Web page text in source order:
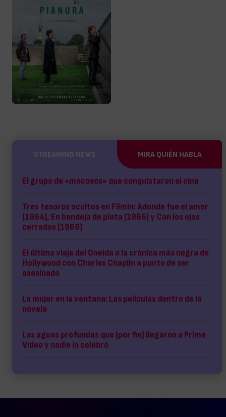
STREAMING NEWS MIRA QUIÉN HABLA
El grupo de «mocosos» que conquistaron el cine
Tres tesoros ocultos en Filmin: Adonde fue el amor
(1964), En bandeja de plata (1966) y Con los ojos
cerrados (1969)
El último viaje del Oneida o la crónica más negra de
Hollywood con Charles Chaplin a punto de ser
asesinado
La mujer en la ventana: Las películas dentro de la
novela
Las aguas profundas que (por fin) llegaron a Prime
Video y nadie lo celebró